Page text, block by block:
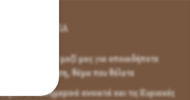
ΕΠΙΚΟΙΝΩΝΊΑ
Επικοινωνήστε μαζί μας για οποιαδήποτε
απορία, ερώτηση, θέμα που θέλετε
Είμαστε καθημερινά ανοικτά και τις Κυριακές